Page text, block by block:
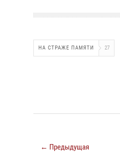
НА СТРАЖЕ ПАМЯТИ 27
← Предыдущая